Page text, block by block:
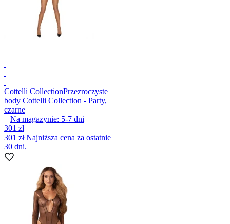
Cottelli CollectionPrzezroczyste
body Cottelli Collection - Party,
czarne
Na magazynie: 5-7 dni
301 zł
301 złNajniższa cena za ostatnie
30 dni.